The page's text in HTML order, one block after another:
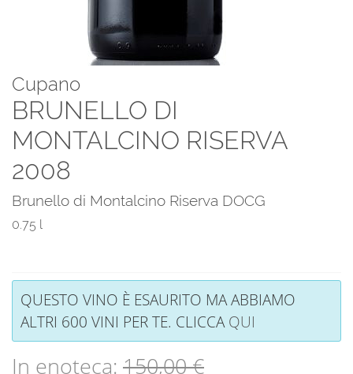
Cupano
BRUNELLO DI
MONTALCINO RISERVA
2008
Brunello di Montalcino Riserva DOCG
0.75 l
QUESTO VINO È ESAURITO MA ABBIAMO
ALTRI 600 VINI PER TE. CLICCAQUI
In enoteca: 150,00 €